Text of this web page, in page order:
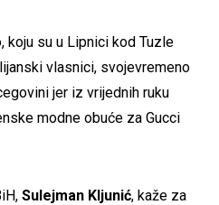
koju su u Lipnici kod Tuzle
vlasnici, svojevremeno
jer iz vrijednih ruku
modne obuće za Gucci
Sulejman Kljunić, kaže za